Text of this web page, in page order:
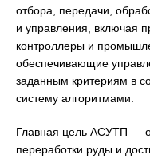
отбора, передачи,
и управления, включая
контроллеры и
обеспечивающие
заданным критериям в
систему алгоритмами.
Главная цель АСУТП —
переработки руды и